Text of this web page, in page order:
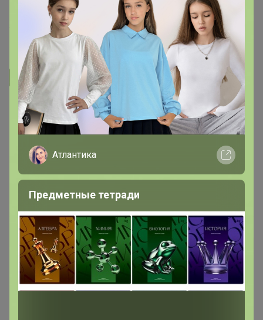
4 июня, 2022 19:44
lavrovajulia89 Автор уже получил заказ!
Самый большой парус 9,5*4 см, остальные ещё
меньше, мы ещё не собирали его
1 июня, 2022 11:27
Elena74 Автор уже получил заказ!
Леныра, ответ бы еще дождаться от Шень+Жень
каким размером паруса
Атлантика
Предметные тетради